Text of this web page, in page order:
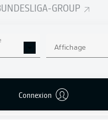
GROUP
Affichage
Connexion
DE LA
2027
0 0